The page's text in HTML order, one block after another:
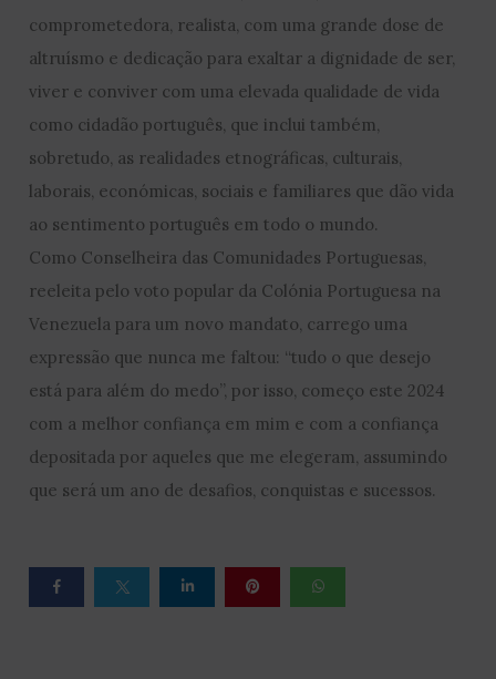
comprometedora, realista, com uma grande dose de
altruísmo e dedicação para exaltar a dignidade de ser,
viver e conviver com uma elevada qualidade de vida
como cidadão português, que inclui também,
sobretudo, as realidades etnográficas, culturais,
laborais, económicas, sociais e familiares que dão vida
ao sentimento português em todo o mundo.
Como Conselheira das Comunidades Portuguesas,
reeleita pelo voto popular da Colónia Portuguesa na
Venezuela para um novo mandato, carrego uma
expressão que nunca me faltou: “tudo o que desejo
está para além do medo”, por isso, começo este 2024
com a melhor confiança em mim e com a confiança
depositada por aqueles que me elegeram, assumindo
que será um ano de desafios, conquistas e sucessos.